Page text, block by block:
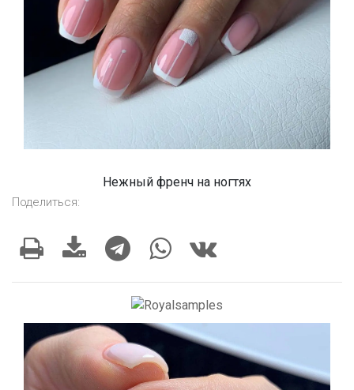
Нежный френч на ногтях
Поделиться: